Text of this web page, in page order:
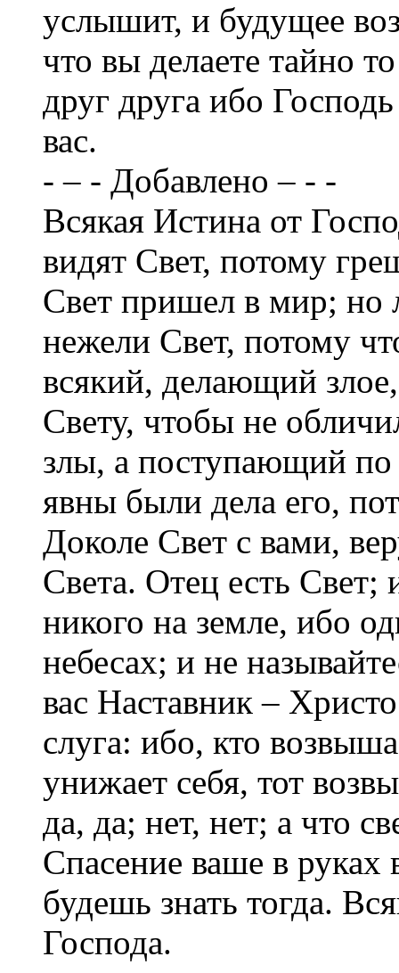
услышит, и будущее
что вы делаете тайно
друг друга ибо
вас.
- – - Добавлено – - -
Всякая Истина от
видят Свет, потому
Свет пришел в мир; но
нежели Свет, потому
всякий, делающий
Свету, чтобы не
злы, а поступающий по
явны были дела его,
Доколе Свет с вами,
Света. Отец есть Свет;
никого на земле, ибо
небесах; и не
вас Наставник –
слуга: ибо, кто
унижает себя, тот
да, да; нет, нет; а что
Спасение ваше в
будешь знать тогда.
Господа.